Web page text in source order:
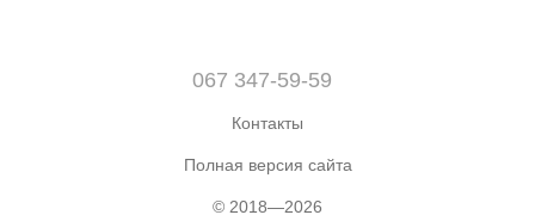
067 347-59-59
Контакты
Полная версия сайта
© 2018—2026